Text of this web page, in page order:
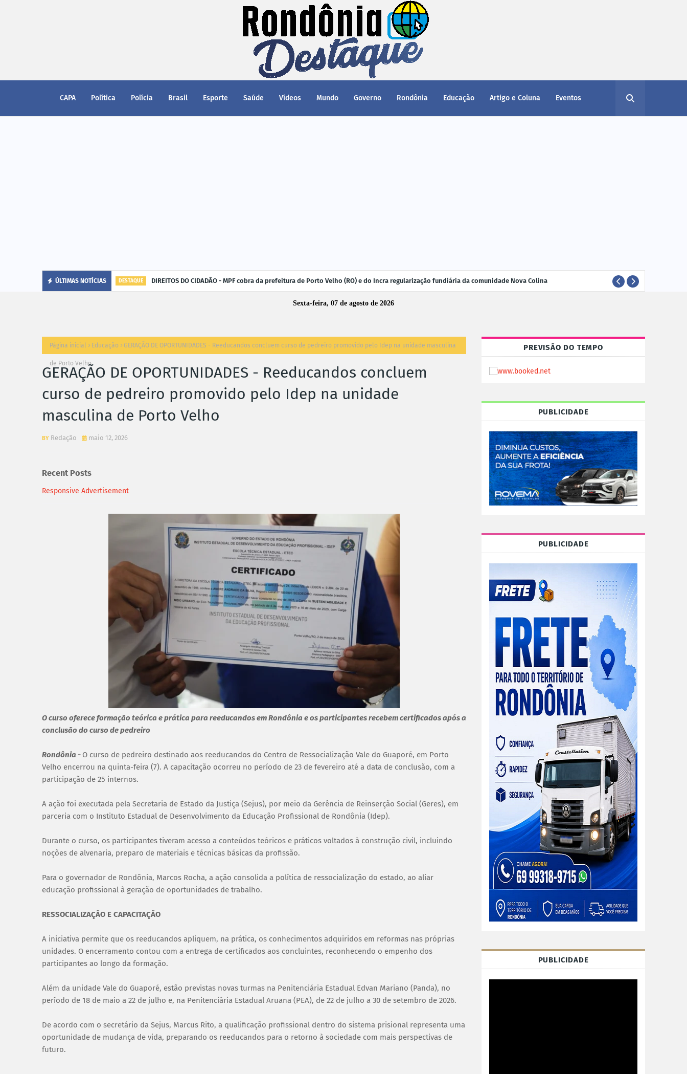
CAPA Política Polícia Brasil Esporte Saúde Vídeos Mundo Governo Rondônia Educação Artigo e Coluna Eventos
ÚLTIMAS NOTÍCIAS DESTAQUE DIREITOS DO CIDADÃO - MPF cobra da prefeitura de Porto Velho (RO) e do Incra regularização fundiária da comunidade Nova Colina
Sexta-feira, 07 de agosto de 2026
Página inicial Educação GERAÇÃO DE OPORTUNIDADES - Reeducandos concluem curso de pedreiro promovido pelo Idep na unidade masculina
de Porto Velho
GERAÇÃO DE OPORTUNIDADES - Reeducandos concluem
curso de pedreiro promovido pelo Idep na unidade
masculina de Porto Velho
Redação maio 12, 2026
Recent Posts
Responsive Advertisement
O curso oferece formação teórica e prática para reeducandos em Rondônia e os participantes recebem certificados após a
conclusão do curso de pedreiro
Rondônia - O curso de pedreiro destinado aos reeducandos do Centro de Ressocialização Vale do Guaporé, em Porto
Velho encerrou na quinta-feira (7). A capacitação ocorreu no período de 23 de fevereiro até a data de conclusão, com a
participação de 25 internos.
A ação foi executada pela Secretaria de Estado da Justiça (Sejus), por meio da Gerência de Reinserção Social (Geres), em
parceria com o Instituto Estadual de Desenvolvimento da Educação Profissional de Rondônia (Idep).
Durante o curso, os participantes tiveram acesso a conteúdos teóricos e práticos voltados à construção civil, incluindo
noções de alvenaria, preparo de materiais e técnicas básicas da profissão.
Para o governador de Rondônia, Marcos Rocha, a ação consolida a política de ressocialização do estado, ao aliar
educação profissional à geração de oportunidades de trabalho.
RESSOCIALIZAÇÃO E CAPACITAÇÃO
A iniciativa permite que os reeducandos apliquem, na prática, os conhecimentos adquiridos em reformas nas próprias
unidades. O encerramento contou com a entrega de certificados aos concluintes, reconhecendo o empenho dos
participantes ao longo da formação.
Além da unidade Vale do Guaporé, estão previstas novas turmas na Penitenciária Estadual Edvan Mariano (Panda), no
período de 18 de maio a 22 de julho e, na Penitenciária Estadual Aruana (PEA), de 22 de julho a 30 de setembro de 2026.
De acordo com o secretário da Sejus, Marcus Rito, a qualificação profissional dentro do sistema prisional representa uma
oportunidade de mudança de vida, preparando os reeducandos para o retorno à sociedade com mais perspectivas de
futuro.
PREVISÃO DO TEMPO
PUBLICIDADE
PUBLICIDADE
PUBLICIDADE